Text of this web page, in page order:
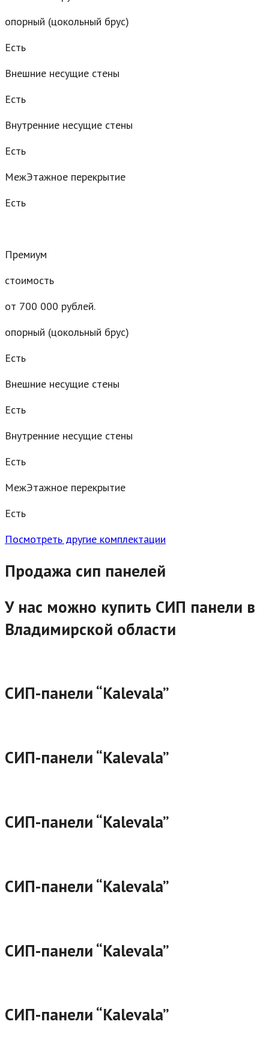
опорный (цокольный брус)
Есть
Внешние несущие стены
Есть
Внутренние несущие стены
Есть
МежЭтажное перекрытие
Есть
Премиум
стоимость
от 700 000 рублей.
опорный (цокольный брус)
Есть
Внешние несущие стены
Есть
Внутренние несущие стены
Есть
МежЭтажное перекрытие
Есть
Посмотреть другие комплектации
Продажа сип панелей
У нас можно купить СИП панели в
Владимирской области
СИП-панели “Kalevala”
СИП-панели “Kalevala”
СИП-панели “Kalevala”
СИП-панели “Kalevala”
СИП-панели “Kalevala”
СИП-панели “Kalevala”